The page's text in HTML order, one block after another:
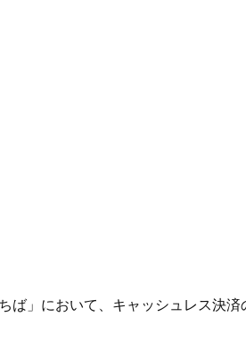
ば」において、キャッシュレス決